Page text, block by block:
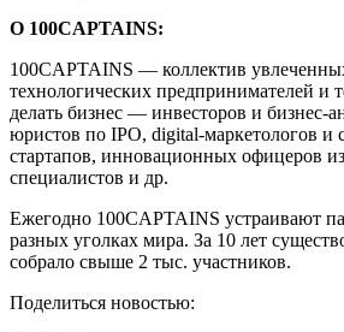
О 100CAPTAINS:
100CAPTAINS — коллектив
технологических предпринимателей и
делать бизнес — инвесторов и бизнес-
юристов по IPO, digital-маркетологов и
стартапов, инновационных офицеров
специалистов и др.
Ежегодно 100CAPTAINS устраивают
разных уголках мира. За 10 лет
собрало свыше 2 тыс. участников.
Поделиться новостью: